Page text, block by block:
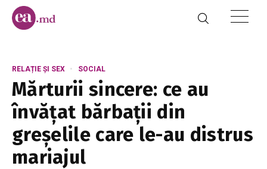
RELAȚIE ȘI SEX SOCIAL
Mărturii sincere: ce au
învățat bărbații din
greșelile care le-au distrus
mariajul